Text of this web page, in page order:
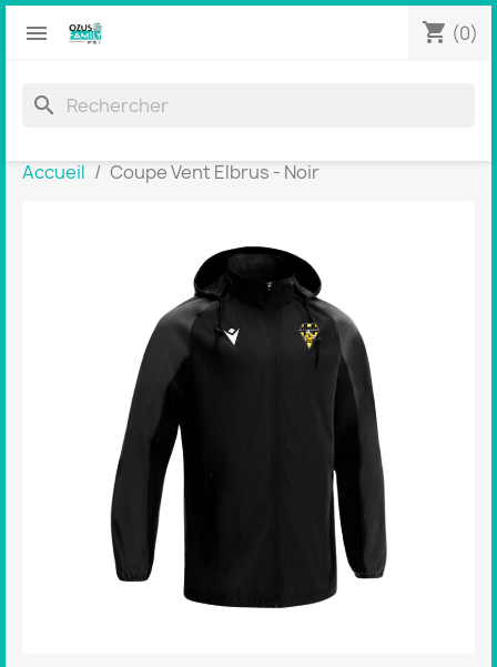
 shopping_cart (0)
search
Accueil Coupe Vent Elbrus - Noir